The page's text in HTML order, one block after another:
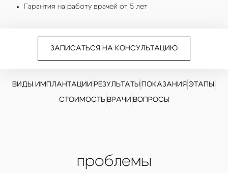
Гарантия на работу врачей от 5 лет
ЗАПИСАТЬСЯ НА КОНСУЛЬТАЦИЮ
ВИДЫ ИМПЛАНТАЦИИ РЕЗУЛЬТАТЫ ПОКАЗАНИЯ ЭТАПЫ
СТОИМОСТЬ| ВРАЧИ ВОПРОСЫ
проблемы